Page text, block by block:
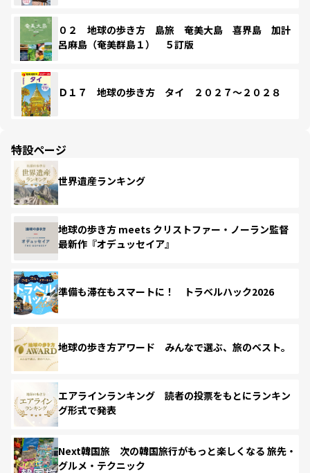
０２ 地球の歩き方 島旅 奄美大島 喜界島 加計
呂麻島（奄美群島１） ５訂版
Ｄ１７ 地球の歩き方 タイ ２０２７～２０２８
特設ページ
世界遺産ランキング
地球の歩き方 meets クリストファー・ノーラン監督
最新作『オデュッセイア』
準備も滞在もスマートに！ トラベルハック2026
地球の歩き方アワード みんなで選ぶ、旅のベスト。
エアラインランキング 読者の投票をもとにランキン
グ形式で発表
Next韓国旅 次の韓国旅行がもっと楽しくなる 旅先・
グルメ・テクニック